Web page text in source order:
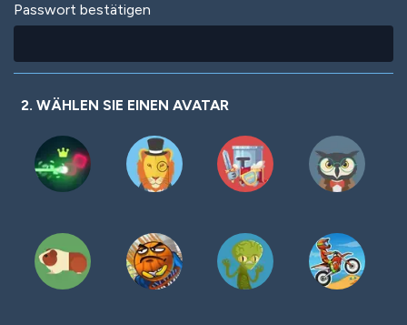
Passwort bestätigen
2. WÄHLEN SIE EINEN AVATAR